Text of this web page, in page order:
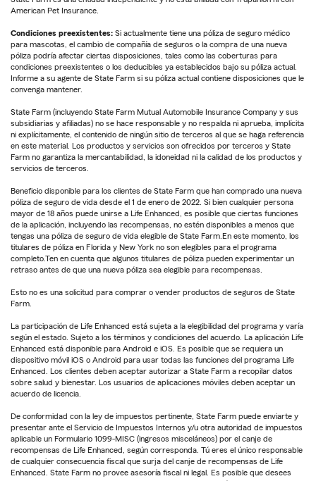
American Pet Insurance.
Condiciones preexistentes: Si actualmente tiene una póliza de seguro médico
para mascotas, el cambio de compañía de seguros o la compra de una nueva
póliza podría afectar ciertas disposiciones, tales como las coberturas para
condiciones preexistentes o los deducibles ya establecidos bajo su póliza actual.
Informe a su agente de State Farm si su póliza actual contiene disposiciones que le
convenga mantener.
State Farm (incluyendo State Farm Mutual Automobile Insurance Company y sus
subsidiarias y afiliadas) no se hace responsable y no respalda ni aprueba, implícita
ni explícitamente, el contenido de ningún sitio de terceros al que se haga referencia
en este material. Los productos y servicios son ofrecidos por terceros y State
Farm no garantiza la mercantabilidad, la idoneidad ni la calidad de los productos y
servicios de terceros.
Beneficio disponible para los clientes de State Farm que han comprado una nueva
póliza de seguro de vida desde el 1 de enero de 2022. Si bien cualquier persona
mayor de 18 años puede unirse a Life Enhanced, es posible que ciertas funciones
de la aplicación, incluyendo las recompensas, no estén disponibles a menos que
tengas una póliza de seguro de vida elegible de State Farm.En este momento, los
titulares de póliza en Florida y New York no son elegibles para el programa
completo.Ten en cuenta que algunos titulares de póliza pueden experimentar un
retraso antes de que una nueva póliza sea elegible para recompensas.
Esto no es una solicitud para comprar o vender productos de seguros de State
Farm.
La participación de Life Enhanced está sujeta a la elegibilidad del programa y varía
según el estado. Sujeto a los términos y condiciones del acuerdo. La aplicación Life
Enhanced está disponible para Android e iOS. Es posible que se requiera un
dispositivo móvil iOS o Android para usar todas las funciones del programa Life
Enhanced. Los clientes deben aceptar autorizar a State Farm a recopilar datos
sobre salud y bienestar. Los usuarios de aplicaciones móviles deben aceptar un
acuerdo de licencia.
De conformidad con la ley de impuestos pertinente, State Farm puede enviarte y
presentar ante el Servicio de Impuestos Internos y/u otra autoridad de impuestos
aplicable un Formulario 1099-MISC (ingresos misceláneos) por el canje de
recompensas de Life Enhanced, según corresponda. Tú eres el único responsable
de cualquier consecuencia fiscal que surja del canje de recompensas de Life
Enhanced. State Farm no provee asesoría fiscal ni legal. Es posible que desees